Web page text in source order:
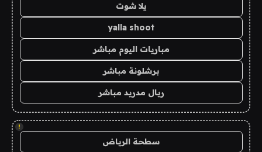
يلا شوت
yalla shoot
مباريات اليوم مباشر
برشلونة مباشر
ريال مدريد مباشر
!
سطحة الرياض